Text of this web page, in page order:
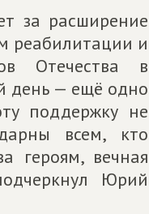
за расширение
реабилитации и
Отечества в
день — ещё одно
поддержку не
всем, кто
героям, вечная
Юрий